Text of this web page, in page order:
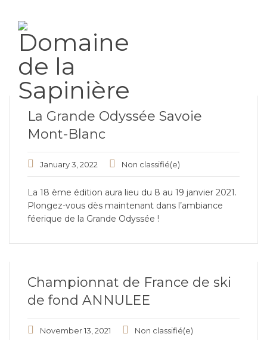
La Grande Odyssée Savoie
Mont-Blanc
January 3, 2022 Non classifié(e)
La 18 ème édition aura lieu du 8 au 19 janvier 2021.
Plongez-vous dès maintenant dans l’ambiance
féerique de la Grande Odyssée !
Championnat de France de ski
de fond ANNULEE
November 13, 2021 Non classifié(e)